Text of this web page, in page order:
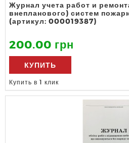
Журнал учета работ и
внепланового) систем
(артикул: 000019387)
200.00 грн
КУПИТЬ
Купить в 1 клик